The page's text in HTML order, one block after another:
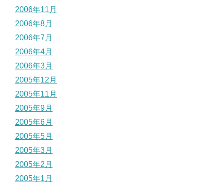
2006年11月
2006年8月
2006年7月
2006年4月
2006年3月
2005年12月
2005年11月
2005年9月
2005年6月
2005年5月
2005年3月
2005年2月
2005年1月